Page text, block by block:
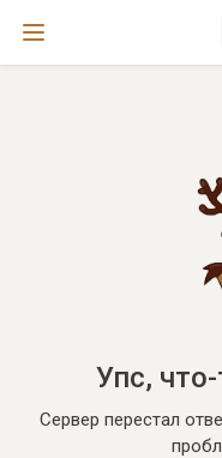
Упс,
Сервер перестал